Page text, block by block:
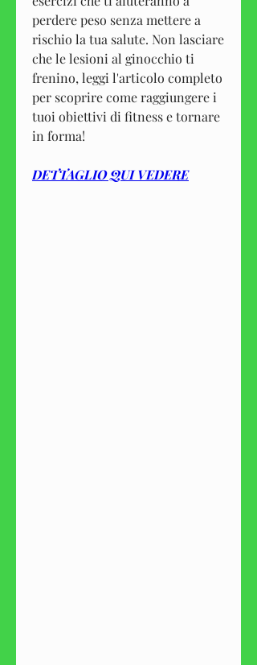
perdere peso senza mettere a
rischio la tua salute. Non lasciare
che le lesioni al ginocchio ti
frenino, leggi l'articolo completo
per scoprire come raggiungere i
tuoi obiettivi di fitness e tornare
in forma!
DETTAGLIO QUI VEDERE